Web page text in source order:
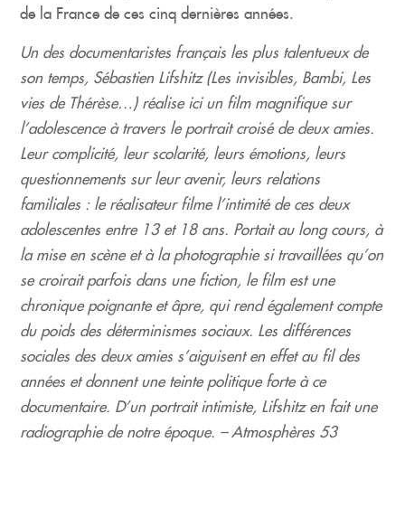
de la France de ces cinq dernières années.
Un des documentaristes français les plus talentueux de
son temps, Sébastien Lifshitz (Les invisibles, Bambi, Les
vies de Thérèse…) réalise ici un film magnifique sur
l’adolescence à travers le portrait croisé de deux amies.
Leur complicité, leur scolarité, leurs émotions, leurs
questionnements sur leur avenir, leurs relations
familiales : le réalisateur filme l’intimité de ces deux
adolescentes entre 13 et 18 ans. Portait au long cours, à
la mise en scène et à la photographie si travaillées qu’on
se croirait parfois dans une fiction, le film est une
chronique poignante et âpre, qui rend également compte
du poids des déterminismes sociaux. Les différences
sociales des deux amies s’aiguisent en effet au fil des
années et donnent une teinte politique forte à ce
documentaire. D’un portrait intimiste, Lifshitz en fait une
radiographie de notre époque. – Atmosphères 53